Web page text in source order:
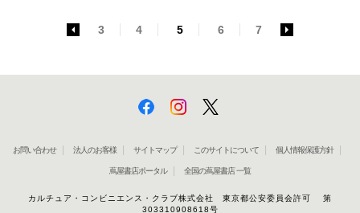
3 4 5 6 7
お問い合わせ 法人のお客様 サイトマップ このサイトについて 個人情報保護方針
蔦屋書店ポータル 全国の蔦屋書店 一覧
カルチュア・コンビニエンス・クラブ株式会社 東京都公安委員会許可 第
303310908618号